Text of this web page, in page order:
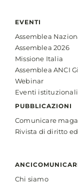
EVENTI
Assemblea
Assemblea 2026
Missione Italia
Assemblea ANCI
Webinar
Eventi istituzionali
PUBBLICAZIONI
Comunicare
Rivista di diritto
Chi siamo